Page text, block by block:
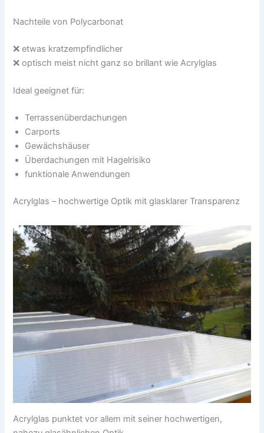
Nachteile von Polycarbonat
❌ etwas kratzempfindlicher
❌ optisch meist nicht ganz so brillant wie Acrylglas
Ideal geeignet für:
Terrassenüberdachungen
Carports
Gewächshäuser
Überdachungen mit Hagelrisiko
funktionale Anwendungen
Acrylglas – hochwertige Optik mit glasklarer Transparenz
Acrylglas punktet vor allem mit seiner hochwertigen,